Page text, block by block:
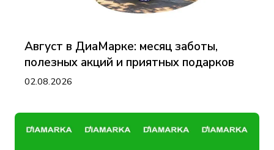
Август в ДиаМарке: месяц заботы,
полезных акций и приятных подарков
02.08.2026